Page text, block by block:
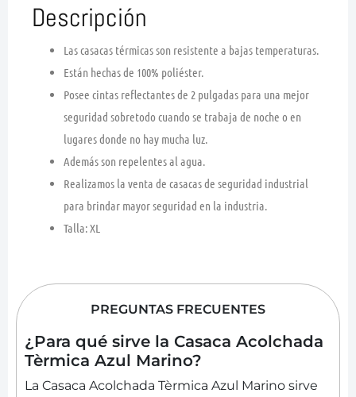
Descripción
Las casacas térmicas son resistente a bajas temperaturas.
Están hechas de 100% poliéster.
Posee cintas reflectantes de 2 pulgadas para una mejor
seguridad sobretodo cuando se trabaja de noche o en
lugares donde no hay mucha luz.
Además son repelentes al agua.
Realizamos la venta de casacas de seguridad industrial
para brindar mayor seguridad en la industria.
Talla: XL
PREGUNTAS FRECUENTES
¿Para qué sirve la Casaca Acolchada
Tèrmica Azul Marino?
La Casaca Acolchada Tèrmica Azul Marino sirve